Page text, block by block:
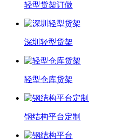
轻型货架订做
深圳轻型货架
轻型仓库货架
钢结构平台定制